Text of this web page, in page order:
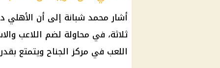
أشار محمد شبانة إلى أن
ثلاثة، في محاولة لضم اللاعب
اللعب في مركز الجناح ويتمتع